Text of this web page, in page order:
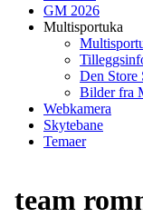
GM 2026
Multisportuka
Den Store
Bilder fra
Webkamera
Skytebane
Temaer
team